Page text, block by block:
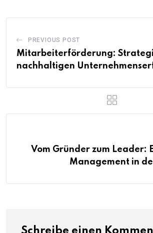
PREVIOUS POST
Mitarbeiterförderung:
nachhaltigen
Vom Gründer zum Leader:
Management in